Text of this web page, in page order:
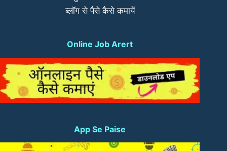
ब्लॉग से पैसे कैसे कमायें
Online Job Arert
App Se Paise